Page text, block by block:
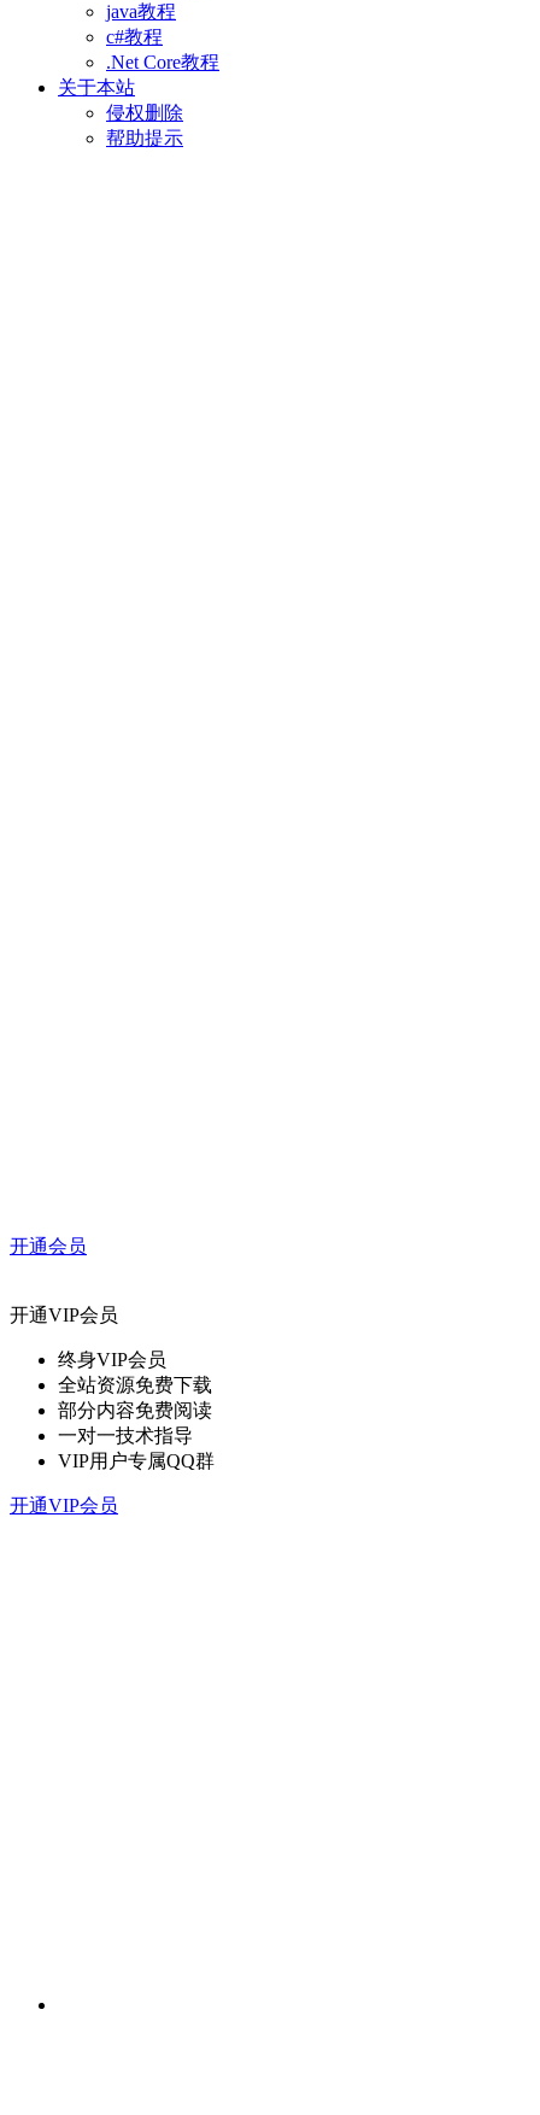
java教程
c#教程
.Net Core教程
关于本站
侵权删除
帮助提示
开通会员
开通VIP会员
终身VIP会员
全站资源免费下载
部分内容免费阅读
一对一技术指导
VIP用户专属QQ群
开通VIP会员